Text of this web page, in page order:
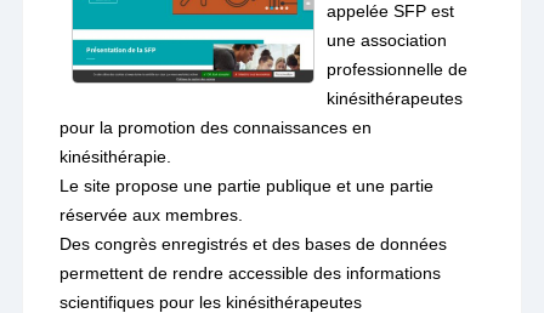
appelée SFP est
une association
professionnelle de
kinésithérapeutes
pour la promotion des connaissances en
kinésithérapie.
Le site propose une partie publique et une partie
réservée aux membres.
Des congrès enregistrés et des bases de données
permettent de rendre accessible des informations
scientifiques pour les kinésithérapeutes